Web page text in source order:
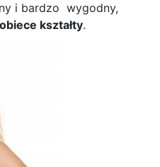
i bardzo wygodny,
kształty.